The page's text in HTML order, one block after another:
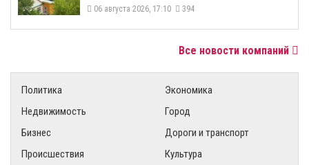
06 августа 2026, 17:10 394
Все новости компаний
Политика
Экономика
Недвижимость
Город
Бизнес
Дороги и транспорт
Происшествия
Культура